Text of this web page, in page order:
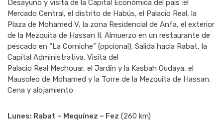
Desayuno y visita de la Capital Económica del pais :el
Mercado Central, el distrito de Habús, el Palacio Real, la
Plaza de Mohamed V, la zona Residencial de Anfa, el exterior
de la Mezquita de Hassan II. Almuerzo en un restaurante de
pescado en “La Corniche” (opcional). Salida hacia Rabat, la
Capital Administrativa. Visita del
Palacio Real Mechouar, el Jardín y la Kasbah Oudaya, el
Mausoleo de Mohamed y la Torre de la Mezquita de Hassan.
Cena y alojamiento
Lunes: Rabat – Mequínez – Fez (260 km)